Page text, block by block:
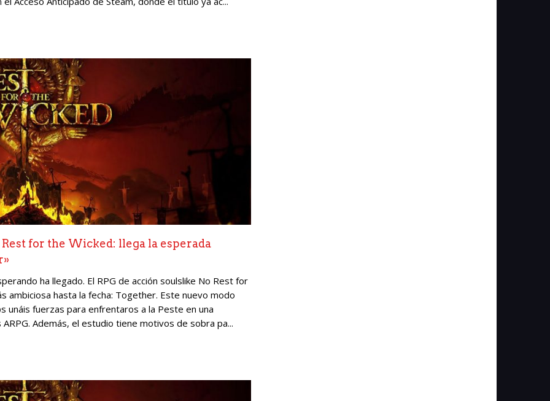
for the Wicked: llega la esperada
ha llegado. El RPG de acción soulslike No Rest for
ambiciosa hasta la fecha: Together. Este nuevo modo
fuerzas para enfrentaros a la Peste en una
Además, el estudio tiene motivos de sobra pa...